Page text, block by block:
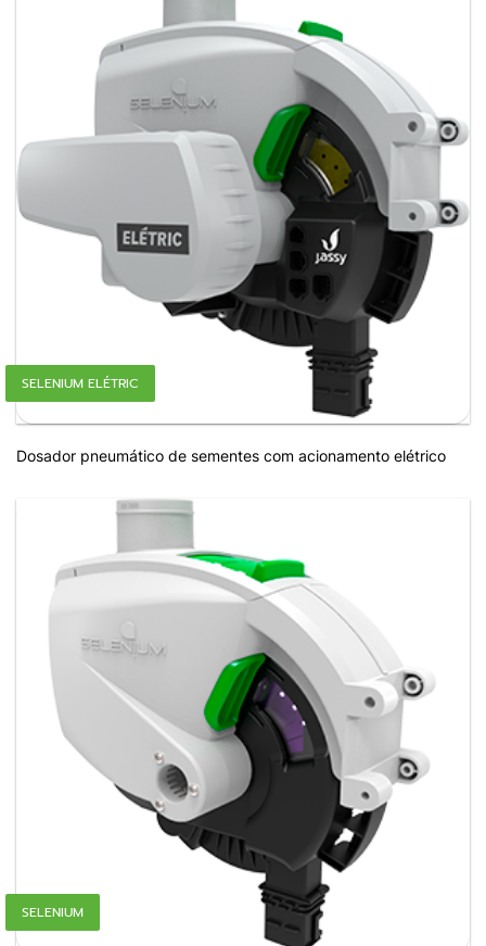
SELENIUM ELÉTRIC
Dosador pneumático de sementes com acionamento elétrico
SELENIUM